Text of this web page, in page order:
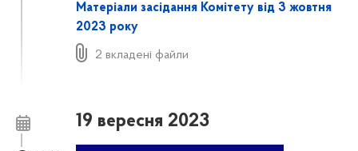
Матеріали засідання Комітету від 3 жовтня
2023 року
2 вкладені файли
19 вересня 2023